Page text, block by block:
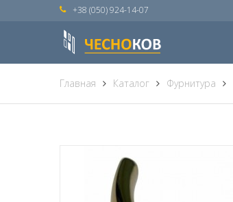
+38 (050) 924-14-07
Главная Каталог Фурнитура